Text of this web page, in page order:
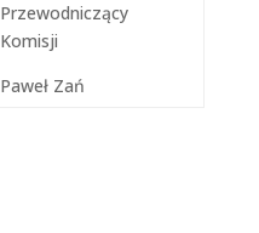
Przewodniczący
Komisji
Paweł Zań